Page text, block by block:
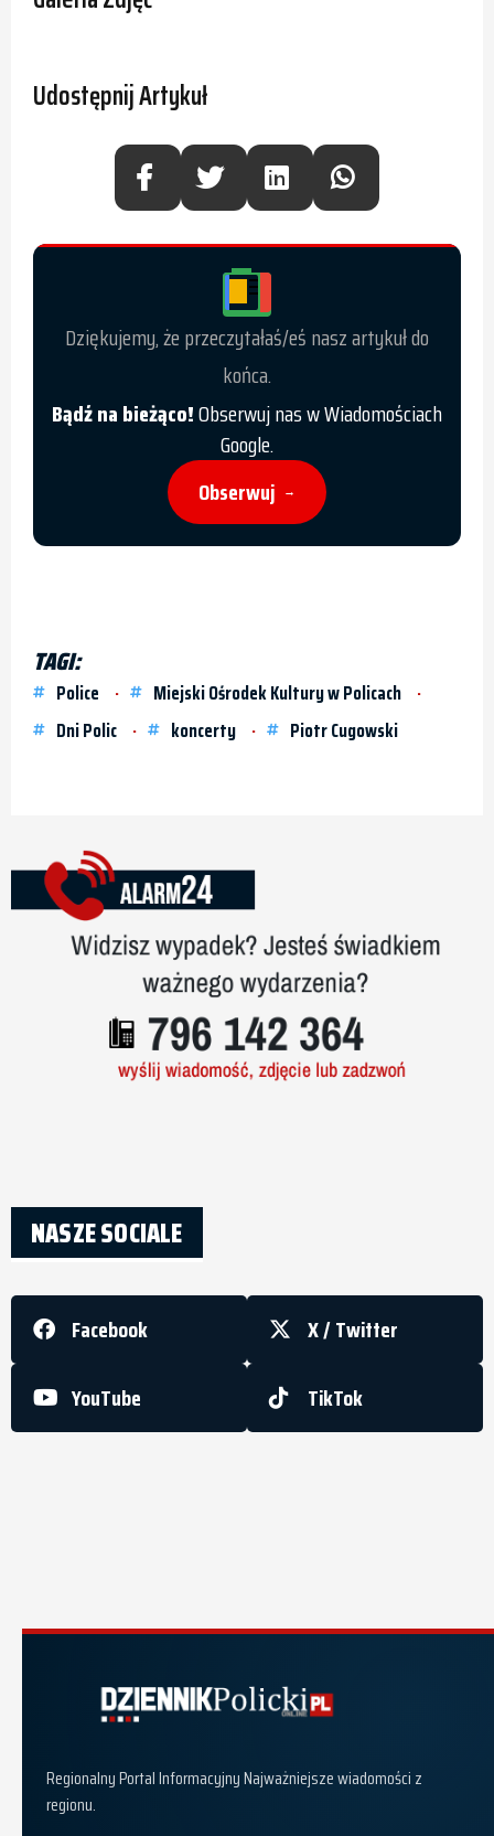
Udostępnij Artykuł
Dziękujemy, że przeczytałaś/eś nasz artykuł do
końca.
Bądź na bieżąco!Obserwuj nas w Wiadomościach
Google.
Obserwuj →
TAGI:
Police
Miejski Ośrodek Kultury w Policach
Dni Polic
koncerty Piotr Cugowski
NASZE SOCIALE
Facebook
X / Twitter
YouTube
TikTok
Regionalny Portal Informacyjny Najważniejsze wiadomości z
regionu.